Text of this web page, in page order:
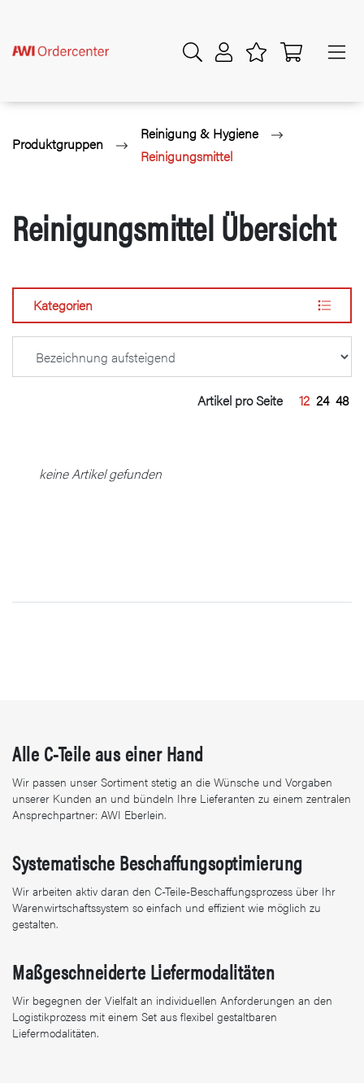
Produktgruppen
Reinigung & Hygiene
Reinigungsmittel
Reinigungsmittel Übersicht
Kategorien
Artikel pro Seite 12 24 48
keine Artikel gefunden
Alle C-Teile aus einer Hand
Wir passen unser Sortiment stetig an die Wünsche und Vorgaben
unserer Kunden an und bündeln Ihre Lieferanten zu einem zentralen
Ansprechpartner: AWI Eberlein.
Systematische Beschaffungsoptimierung
Wir arbeiten aktiv daran den C-Teile-Beschaffungsprozess über Ihr
Warenwirtschaftssystem so einfach und effizient wie möglich zu
gestalten.
Maßgeschneiderte Liefermodalitäten
Wir begegnen der Vielfalt an individuellen Anforderungen an den
Logistikprozess mit einem Set aus flexibel gestaltbaren
Liefermodalitäten.